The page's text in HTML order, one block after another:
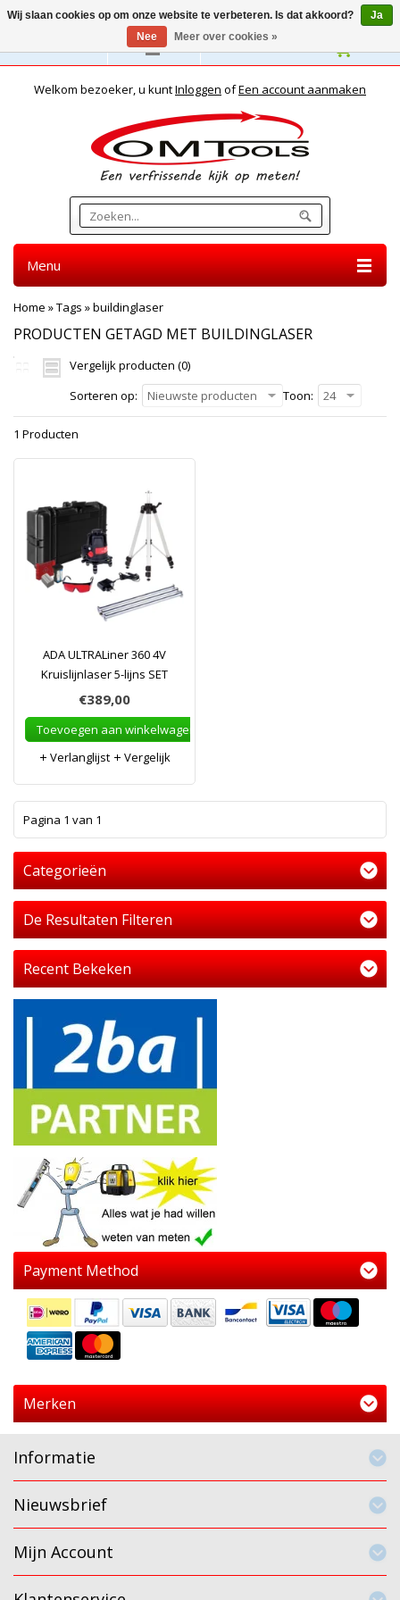
Nederlands
Welkom bezoeker, u kuntInloggen ofEen account aanmaken
Menu
Home »Tags »buildinglaser
PRODUCTEN GETAGD MET BUILDINGLASER
Vergelijk producten (0)
Sorteren op:
Nieuwste producten Toon: 24
1 Producten
ADA ULTRALiner 360 4V
Kruislijnlaser 5-lijns SET
€389,00
Toevoegen aan winkelwagen
Verlanglijst
Vergelijk
Pagina 1 van 1
Categorieën
De Resultaten Filteren
Recent Bekeken
Payment Method
Merken
Informatie
Nieuwsbrief
Mijn Account
Wij slaan cookies op om onze website te verbeteren. Is dat akkoord?
Ja
Nee
Meer over cookies »